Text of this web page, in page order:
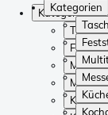
Kategorien
Kategorien
Messer